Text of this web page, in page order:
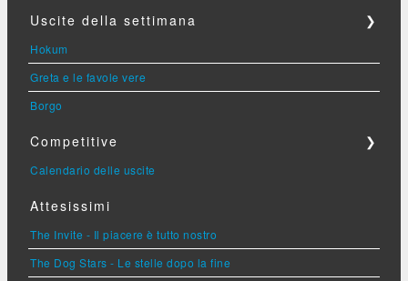
Uscite della settimana ❯
Hokum
Greta e le favole vere
Borgo
Competitive ❯
Calendario delle uscite
Attesissimi
The Invite - Il piacere è tutto nostro
The Dog Stars - Le stelle dopo la fine